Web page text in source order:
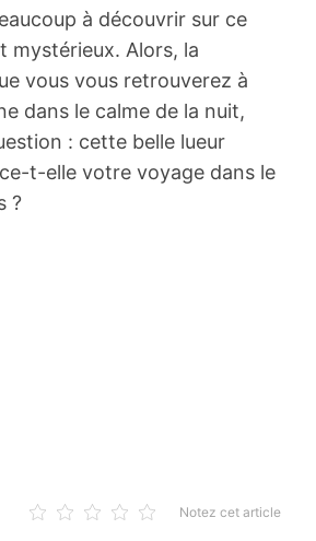
à découvrir sur ce
mystérieux. Alors, la
vous vous retrouverez à
dans le calme de la nuit,
: cette belle lueur
t-elle votre voyage dans le
?
Notez cet article